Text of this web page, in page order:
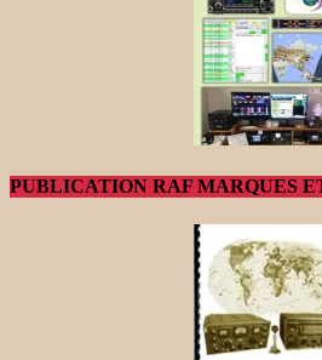
PUBLICATION RAF MARQUES